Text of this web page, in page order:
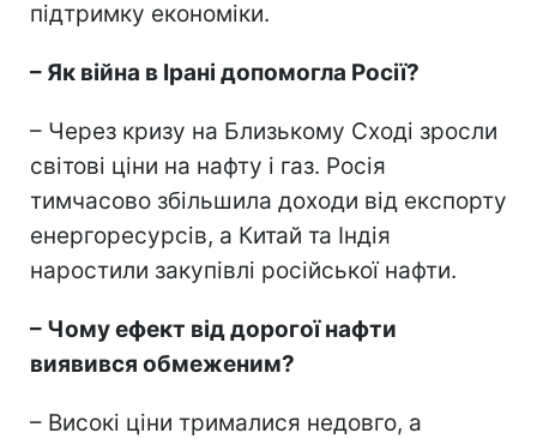
підтримку економіки.
– Як війна в Ірані допомогла Росії?
– Через кризу на Близькому Сході зросли
світові ціни на нафту і газ. Росія
тимчасово збільшила доходи від експорту
енергоресурсів, а Китай та Індія
наростили закупівлі російської нафти.
– Чому ефект від дорогої нафти
виявився обмеженим?
– Високі ціни трималися недовго, а